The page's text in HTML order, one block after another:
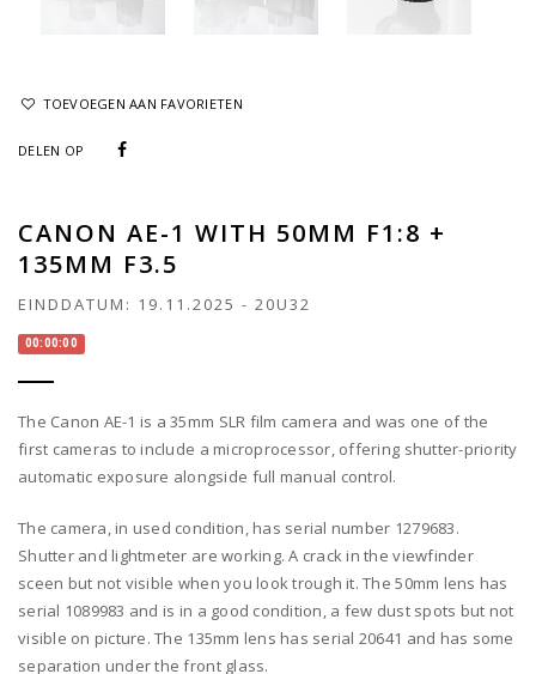
TOEVOEGEN AAN FAVORIETEN
DELEN OP
CANON AE-1 WITH 50MM F1:8 +
135MM F3.5
EINDDATUM: 19.11.2025 - 20U32
00:00:00
The Canon AE-1 is a 35mm SLR film camera and was one of the
first cameras to include a microprocessor, offering shutter-priority
automatic exposure alongside full manual control.
The camera, in used condition, has serial number 1279683.
Shutter and lightmeter are working. A crack in the viewfinder
sceen but not visible when you look trough it. The 50mm lens has
serial 1089983 and is in a good condition, a few dust spots but not
visible on picture. The 135mm lens has serial 20641 and has some
separation under the front glass.